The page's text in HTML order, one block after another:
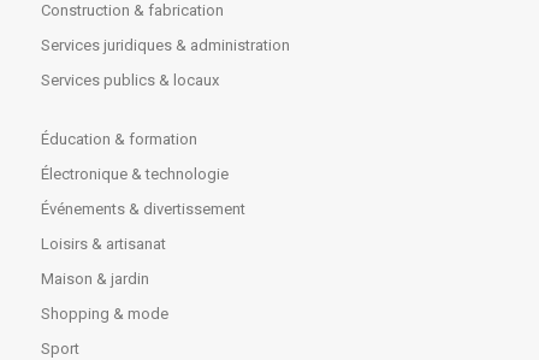
Construction & fabrication
Services juridiques & administration
Services publics & locaux
Éducation & formation
Électronique & technologie
Événements & divertissement
Loisirs & artisanat
Maison & jardin
Shopping & mode
Sport